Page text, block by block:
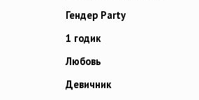
Гендер Party
1 годик
Любовь
Девичник